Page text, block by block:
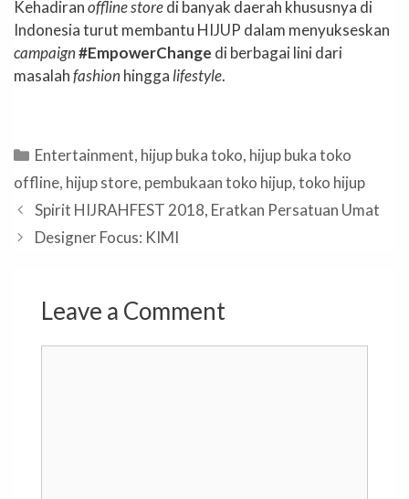
Kehadiranoffline storedi banyak daerah khususnya di
Indonesia turut membantu HIJUP dalam menyukseskan
campaign#EmpowerChange di berbagai lini dari
masalahfashion hingga lifestyle.
Categories
Entertainment, hijup buka toko, hijup buka toko
offline, hijup store, pembukaan toko hijup,toko hijup
Spirit HIJRAHFEST 2018, Eratkan Persatuan Umat
Designer Focus: KIMI
Leave a Comment